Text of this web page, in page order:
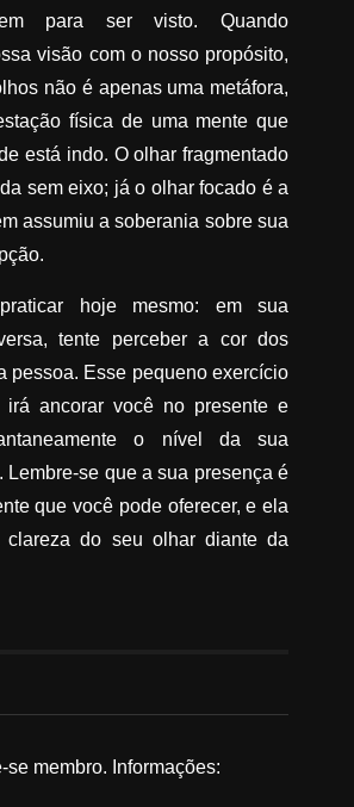
para ser visto. Quando
visão com o nosso propósito,
não é apenas uma metáfora,
física de uma mente que
está indo. O olhar fragmentado
sem eixo; já o olhar focado é a
assumiu a soberania sobre sua
hoje mesmo: em sua
tente perceber a cor dos
pessoa. Esse pequeno exercício
irá ancorar você no presente e
o nível da sua
Lembre-se que a sua presença é
que você pode oferecer, e ela
clareza do seu olhar diante da
se membro. Informações: